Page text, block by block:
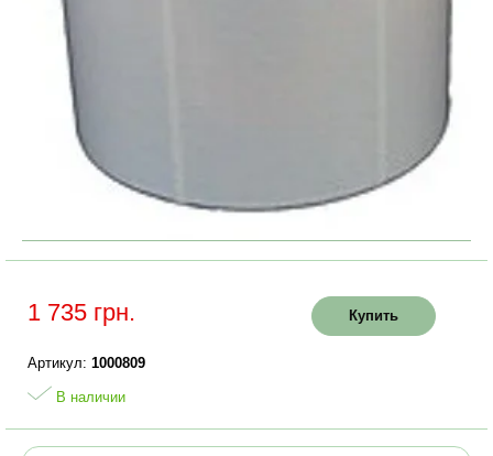
1 735 грн. Купить
Артикул: 1000809
В наличии